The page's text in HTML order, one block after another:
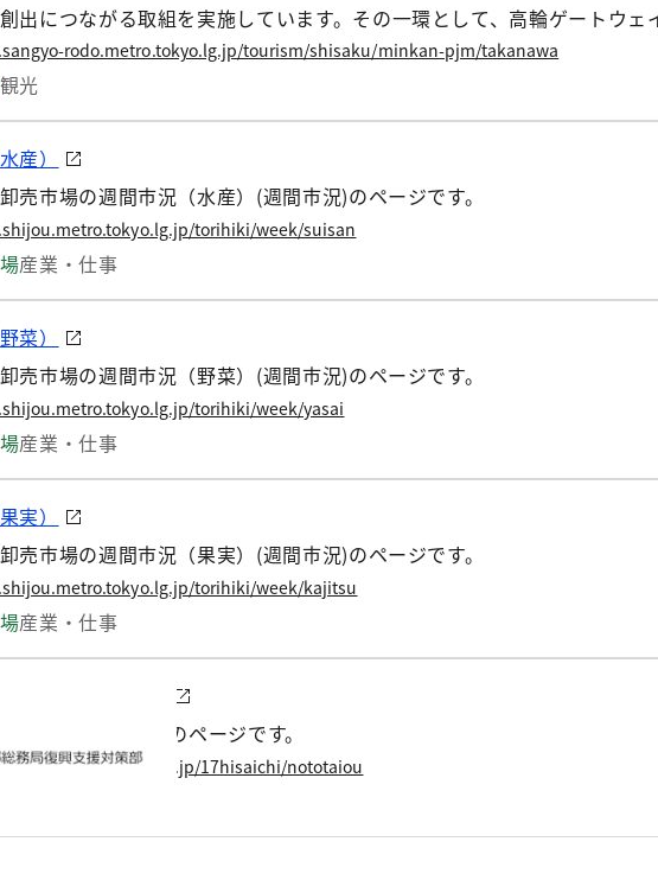
出につながる取組を実施しています。その一環として、高輪ゲートウ
を開催します。
rodo.metro.tokyo.lg.jp/tourism/shisaku/minkan-pjm/takanawa
観光
産）
売市場の週間市況（水産）(週間市況)のページです。
torihiki/week/suisan
産業・仕事
菜）
売市場の週間市況（野菜）(週間市況)のページです。
torihiki/week/yasai
産業・仕事
実）
売市場の週間市況（果実）(週間市況)のページです。
torihiki/week/kajitsu
産業・仕事
半島地震への対応のページです。
17hisaichi/nototaiou